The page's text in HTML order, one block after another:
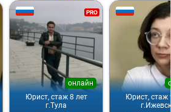
PRO
Юрист, стаж 8 лет
онлайн
г.Тула
Юрист, стаж
г.Ижевск